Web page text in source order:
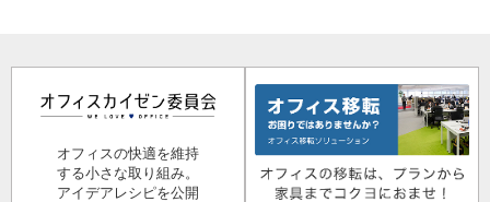
オフィスの快適を維持
する小さな取り組み。
アイデアレシピを公開